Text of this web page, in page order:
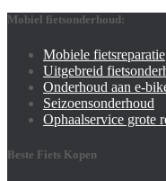
Mobiel fietsonderhoud:
Mobiele fietsreparatie
Uitgebreid
Onderhoud aan e-
Seizoensonderhoud
Ophaalservice grote
Beste Fiets Kopen